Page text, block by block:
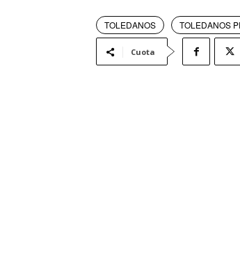
TOLEDANOS TOLEDANOS
Cuota